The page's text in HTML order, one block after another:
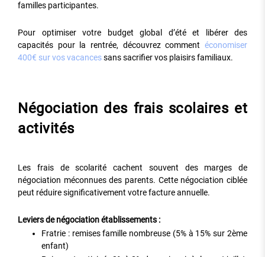
familles participantes.
Pour optimiser votre budget global d’été et libérer des
capacités pour la rentrée, découvrez comment économiser
400€ sur vos vacancessans sacrifier vos plaisirs familiaux.
Négociation des frais scolaires et
activités
Les frais de scolarité cachent souvent des marges de
négociation méconnues des parents. Cette négociation ciblée
peut réduire significativement votre facture annuelle.
Leviers de négociation établissements :
Fratrie : remises famille nombreuse (5% à 15% sur 2ème
enfant)